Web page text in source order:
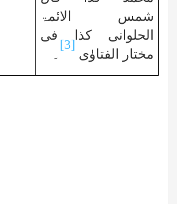
شمس الائمۃ
الحلوانی کذا فی
مختار الفتاوٰی
[3]
۔